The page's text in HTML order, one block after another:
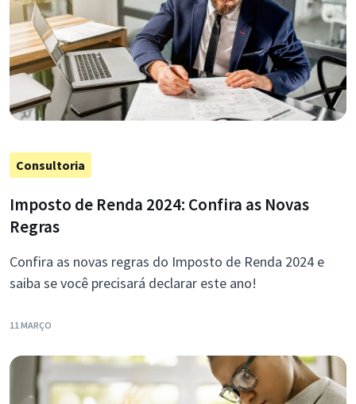
Consultoria
Imposto de Renda 2024: Confira as Novas
Regras
Confira as novas regras do Imposto de Renda 2024 e
saiba se você precisará declarar este ano!
11 MARÇO